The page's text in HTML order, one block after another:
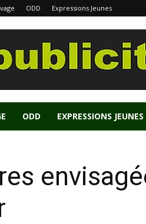
ODD Expressions Jeunes
ODD EXPRESSIONS JEUNES